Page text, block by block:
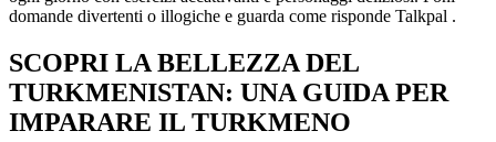
domande divertenti o illogiche e guarda come risponde Talkpal .
SCOPRI LA BELLEZZA DEL
TURKMENISTAN: UNA GUIDA PER
IMPARARE IL TURKMENO